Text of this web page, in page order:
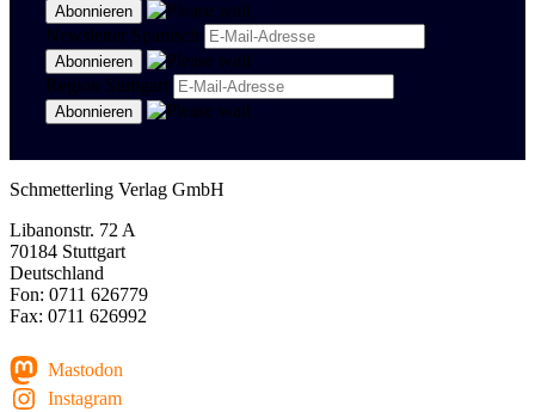
Newsletter Spanisch
Region Stuttgart
Schmetterling Verlag GmbH
Libanonstr. 72 A
70184 Stuttgart
Deutschland
Fon: 0711 626779
Fax: 0711 626992
Mastodon
Instagram